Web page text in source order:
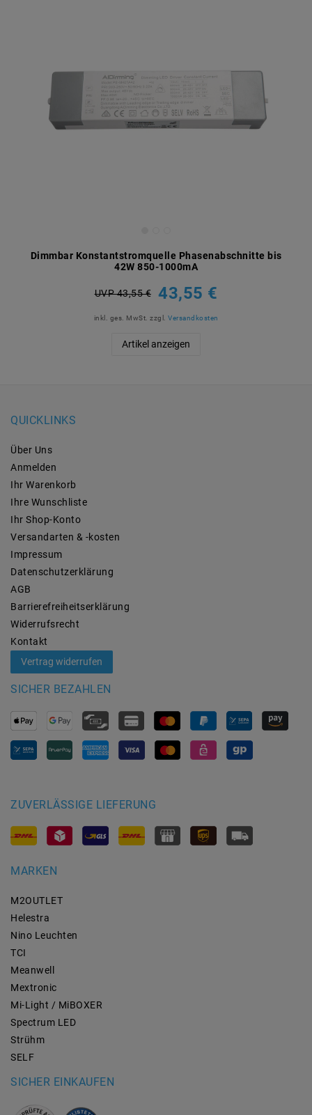
Dimmbar Konstantstromquelle Phasenabschnitte bis
42W 850-1000mA
UVP 43,55 € 43,55 €
inkl. ges. MwSt. zzgl. Versandkosten
Artikel anzeigen
QUICKLINKS
Über Uns
Anmelden
Ihr Warenkorb
Ihre Wunschliste
Ihr Shop-Konto
Versandarten & -kosten
Impressum
Daten­schutz­erklärung
AGB
Barrierefreiheitserklärung
Widerrufs­recht
Kontakt
Vertrag widerrufen
SICHER BEZAHLEN
ZUVERLÄSSIGE LIEFERUNG
MARKEN
M2OUTLET
Helestra
Nino Leuchten
TCI
Meanwell
Mextronic
Mi-Light / MiBOXER
Spectrum LED
Strühm
SELF
SICHER EINKAUFEN